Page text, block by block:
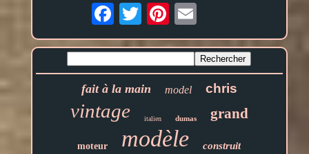
Email
fait à la main model chris
vintage italien dumas grand
moteur modèle construit